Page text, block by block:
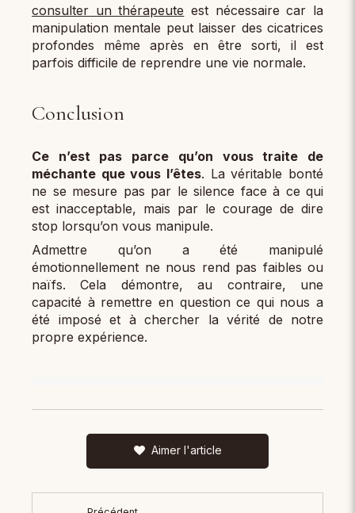
consulter un thérapeute est nécessaire car la
manipulation mentale peut laisser des cicatrices
profondes même après en être sorti, il est
parfois difficile de reprendre une vie normale.
Conclusion
Ce n’est pas parce qu’on vous traite de
méchante que vous l’êtes. La véritable bonté
ne se mesure pas par le silence face à ce qui
est inacceptable, mais par le courage de dire
stop lorsqu’on vous manipule.
Admettre qu’on a été manipulé
émotionnellement ne nous rend pas faibles ou
naïfs. Cela démontre, au contraire, une
capacité à remettre en question ce qui nous a
été imposé et à chercher la vérité de notre
propre expérience.
Aimer l'article